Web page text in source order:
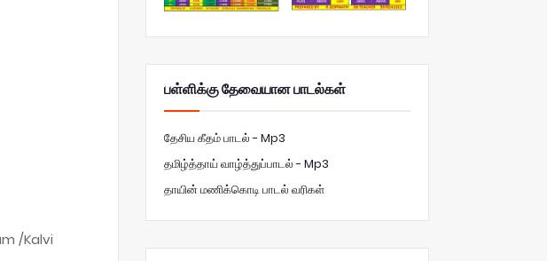
/Kalvi
பள்ளிக்கு தேவையான பாடல்கள்
தேசிய கீதம் பாடல் - Mp3
தமிழ்த்தாய் வாழ்த்துப்பாடல் - Mp3
தாயின் மணிக்கொடி பாடல் வரிகள்